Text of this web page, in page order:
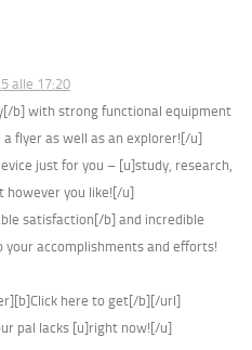
alle 17:20
b] with strong functional equipment
flyer as well as an explorer![/u]
just for you – [u]study, research,
however you like![/u]
satisfaction[/b] and incredible
accomplishments and efforts!
here to get[/b][/url]
pal lacks [u]right now![/u]